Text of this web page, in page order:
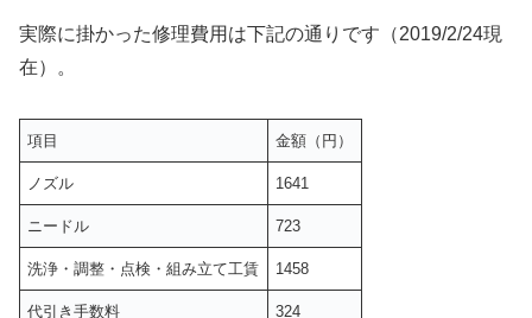
実際に掛かった修理費用は下記の通りです（2019/2/24現
在）。
項目 金額（円）
ノズル 1641
ニードル 723
洗浄・調整・点検・組み立て工賃 1458
代引き手数料 324